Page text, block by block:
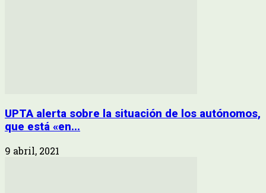
UPTA alerta sobre la situación de los autónomos,
que está «en...
9 abril, 2021